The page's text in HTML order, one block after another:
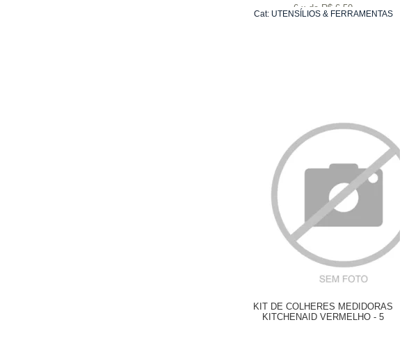
6 x de R$ 6,50
Cat: UTENSÍLIOS & FERRAMENTAS
KIT DE COLHERES MEDIDORAS
KITCHENAID VERMELHO - 5